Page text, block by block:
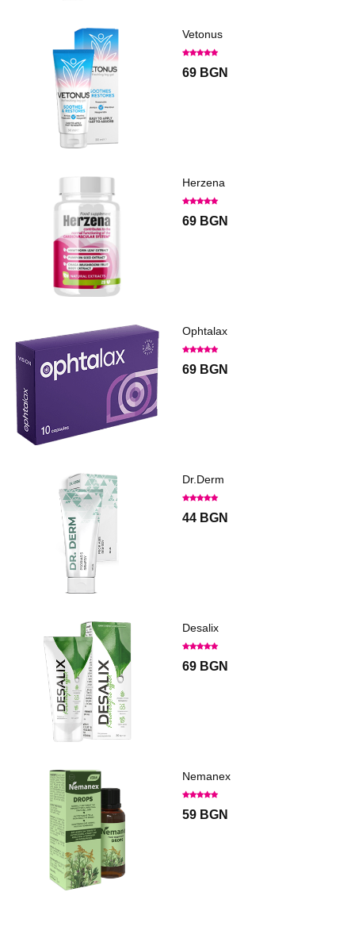
Vetonus
69 BGN
Herzena
69 BGN
Ophtalax
69 BGN
Dr.Derm
44 BGN
Desalix
69 BGN
Nemanex
59 BGN